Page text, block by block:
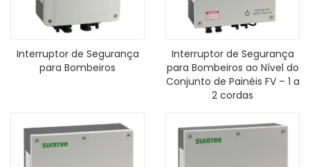
Interruptor de Segurança
para Bombeiros
Interruptor de Segurança
para Bombeiros ao Nível do
Conjunto de Painéis FV – 1 a
2 cordas